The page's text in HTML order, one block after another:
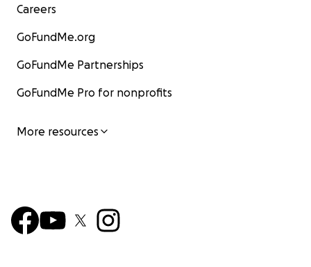
Careers
GoFundMe.org
GoFundMe Partnerships
GoFundMe Pro for nonprofits
More resources